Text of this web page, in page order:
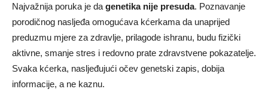
Najvažnija poruka je da genetika nije presuda. Poznavanje
porodičnog nasljeđa omogućava kćerkama da unaprijed
preduzmu mjere za zdravlje, prilagode ishranu, budu fizički
aktivne, smanje stres i redovno prate zdravstvene pokazatelje.
Svaka kćerka, nasljeđujući očev genetski zapis, dobija
informacije, a ne kaznu.